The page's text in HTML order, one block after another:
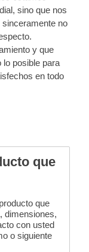
sino que nos
no
y que
lo posible para
en todo
que
que
dimensiones,
con usted
o siguiente